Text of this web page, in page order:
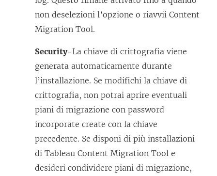
non deselezioni l’opzione o riavvii Content
Migration Tool.
Security-La chiave di crittografia viene
generata automaticamente durante
l’installazione. Se modifichi la chiave di
crittografia, non potrai aprire eventuali
piani di migrazione con password
incorporate create con la chiave
precedente. Se disponi di più installazioni
di Tableau Content Migration Tool e
desideri condividere piani di migrazione,